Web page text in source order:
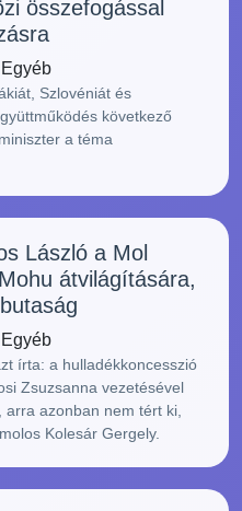
összefogással
Egyéb
Szlovéniát és
következő
a téma
László a Mol
átvilágítására,
Egyéb
írta: a hulladékkoncesszió
Zsuzsanna vezetésével
azonban nem tért ki,
Kolesár Gergely.